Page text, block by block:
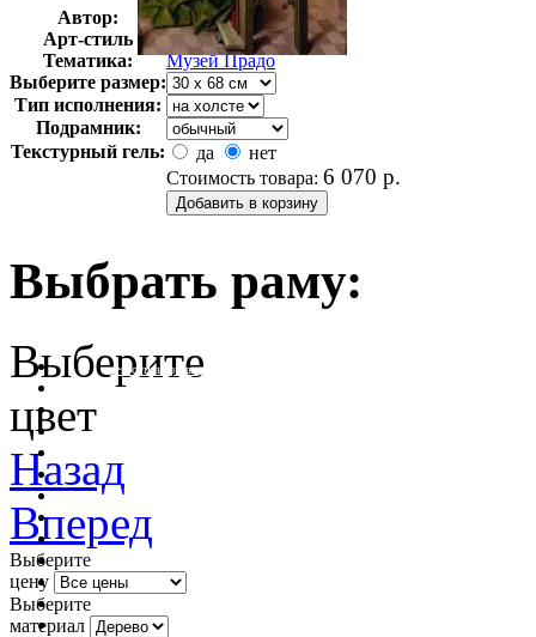
Автор:
Неизвестно
Арт-стиль
Классицизм
Тематика:
Музей Прадо
Выберите размер:
Тип исполнения:
Подрамник:
Текстурный гель:
да
нет
Стоимость товара: 6 070 р.
Выбрать раму:
очистить фильтр цвета
Выберите
цвет
Назад
Вперед
Выберите
цену
Выберите
материал